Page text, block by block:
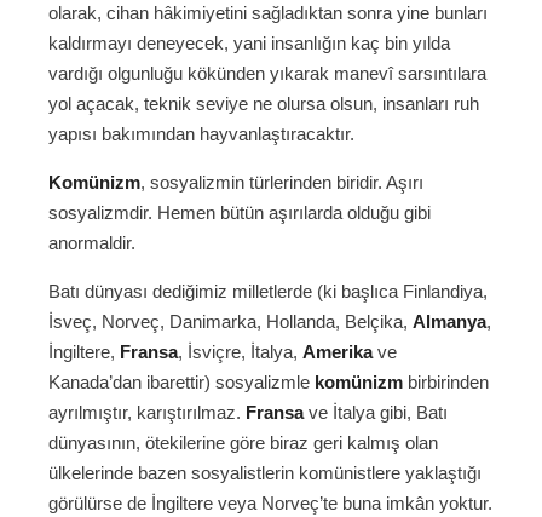
olarak, cihan hâkimiyetini sağladıktan sonra yine bunları
kaldırmayı deneyecek, yani insanlığın kaç bin yılda
vardığı olgunluğu kökünden yıkarak manevî sarsıntılara
yol açacak, teknik seviye ne olursa olsun, insanları ruh
yapısı bakımından hayvanlaştıracaktır.
Komünizm, sosyalizmin türlerinden biridir. Aşırı
sosyalizmdir. Hemen bütün aşırılarda olduğu gibi
anormaldir.
Batı dünyası dediğimiz milletlerde (ki başlıca Finlandiya,
İsveç, Norveç, Danimarka, Hollanda, Belçika, Almanya,
İngiltere, Fransa, İsviçre, İtalya, Amerikave
Kanada’dan ibarettir) sosyalizmle komünizm birbirinden
ayrılmıştır, karıştırılmaz. Fransave İtalya gibi, Batı
dünyasının, ötekilerine göre biraz geri kalmış olan
ülkelerinde bazen sosyalistlerin komünistlere yaklaştığı
görülürse de İngiltere veya Norveç’te buna imkân yoktur.